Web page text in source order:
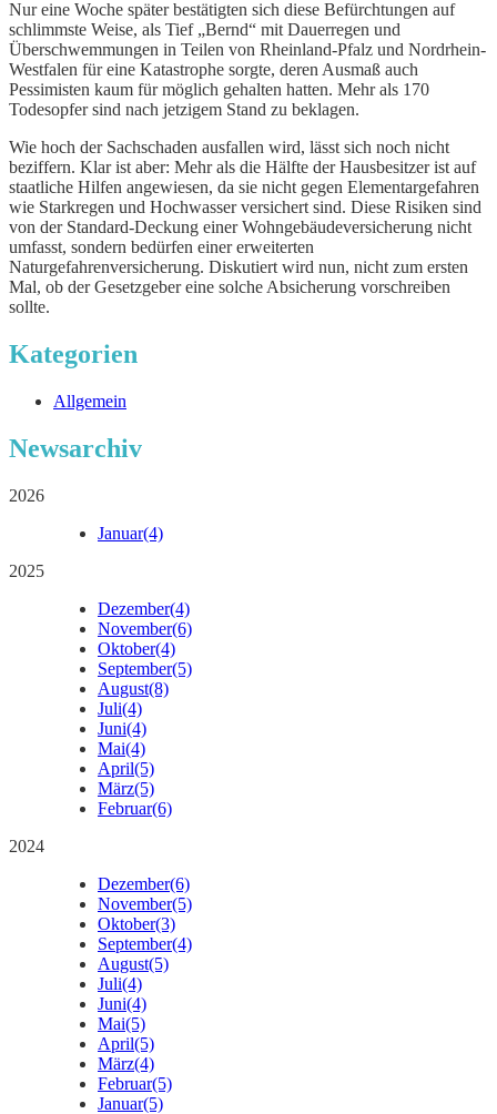
Nur eine Woche später bestätigten sich diese Befürchtungen auf
schlimmste Weise, als Tief „Bernd“ mit Dauerregen und
Überschwemmungen in Teilen von Rheinland-Pfalz und Nordrhein-
Westfalen für eine Katastrophe sorgte, deren Ausmaß auch
Pessimisten kaum für möglich gehalten hatten. Mehr als 170
Todesopfer sind nach jetzigem Stand zu beklagen.
Wie hoch der Sachschaden ausfallen wird, lässt sich noch nicht
beziffern. Klar ist aber: Mehr als die Hälfte der Hausbesitzer ist auf
staatliche Hilfen angewiesen, da sie nicht gegen Elementargefahren
wie Starkregen und Hochwasser versichert sind. Diese Risiken sind
von der Standard-Deckung einer Wohngebäudeversicherung nicht
umfasst, sondern bedürfen einer erweiterten
Naturgefahrenversicherung. Diskutiert wird nun, nicht zum ersten
Mal, ob der Gesetzgeber eine solche Absicherung vorschreiben
sollte.
Kategorien
Allgemein
Newsarchiv
2026
Januar(4)
2025
Dezember(4)
November(6)
Oktober(4)
September(5)
August(8)
Juli(4)
Juni(4)
Mai(4)
April(5)
März(5)
Februar(6)
2024
Dezember(6)
November(5)
Oktober(3)
September(4)
August(5)
Juli(4)
Juni(4)
Mai(5)
April(5)
März(4)
Februar(5)
Januar(5)